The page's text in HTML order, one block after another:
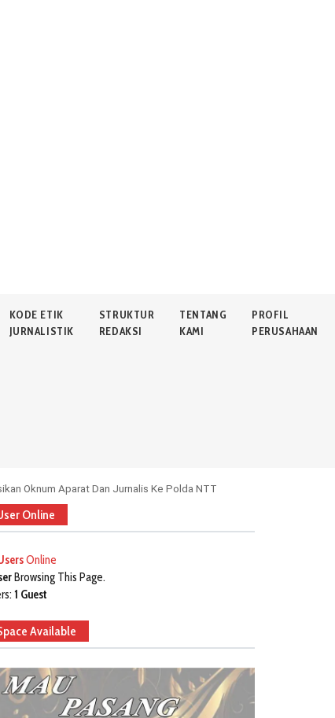
KODE ETIK
JURNALISTIK
STRUKTUR
REDAKSI
TENTANG
KAMI
PROFIL
PERUSAHAAN
Oknum Aparat Dan Jurnalis Ke Polda NTT
Online
Online
Browsing This Page.
1 Guest
Available